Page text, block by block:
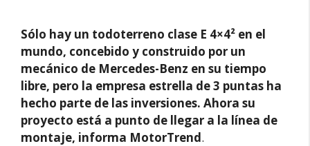
Sólo hay un todoterreno clase E 4×4² en el
mundo, concebido y construido por un
mecánico de Mercedes-Benz en su tiempo
libre, pero la empresa estrella de 3 puntas ha
hecho parte de las inversiones. Ahora su
proyecto está a punto de llegar a la línea de
montaje, informa MotorTrend.